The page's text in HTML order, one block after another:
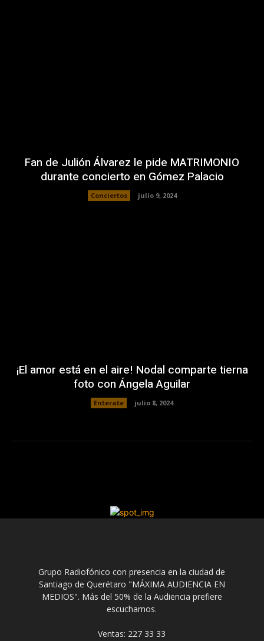
Fan de Julión Álvarez le pide MATRIMONIO
durante concierto en Gómez Palacio
Conciertos julio 9, 2024
¡El amor está en el aire! Nodal comparte tierna
foto con Ángela Aguilar
Enterate julio 8, 2024
Grupo Radiofónico con presencia en la ciudad de
Santiago de Querétaro "MÁXIMA AUDIENCIA EN
MEDIOS". Más del 50% de la Audiencia prefiere
escucharnos.
Ventas: 227 33 33